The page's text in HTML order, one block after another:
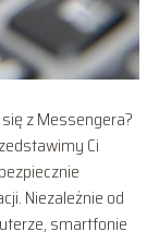
z Messengera?
Ci
Niezależnie od
smartfonie